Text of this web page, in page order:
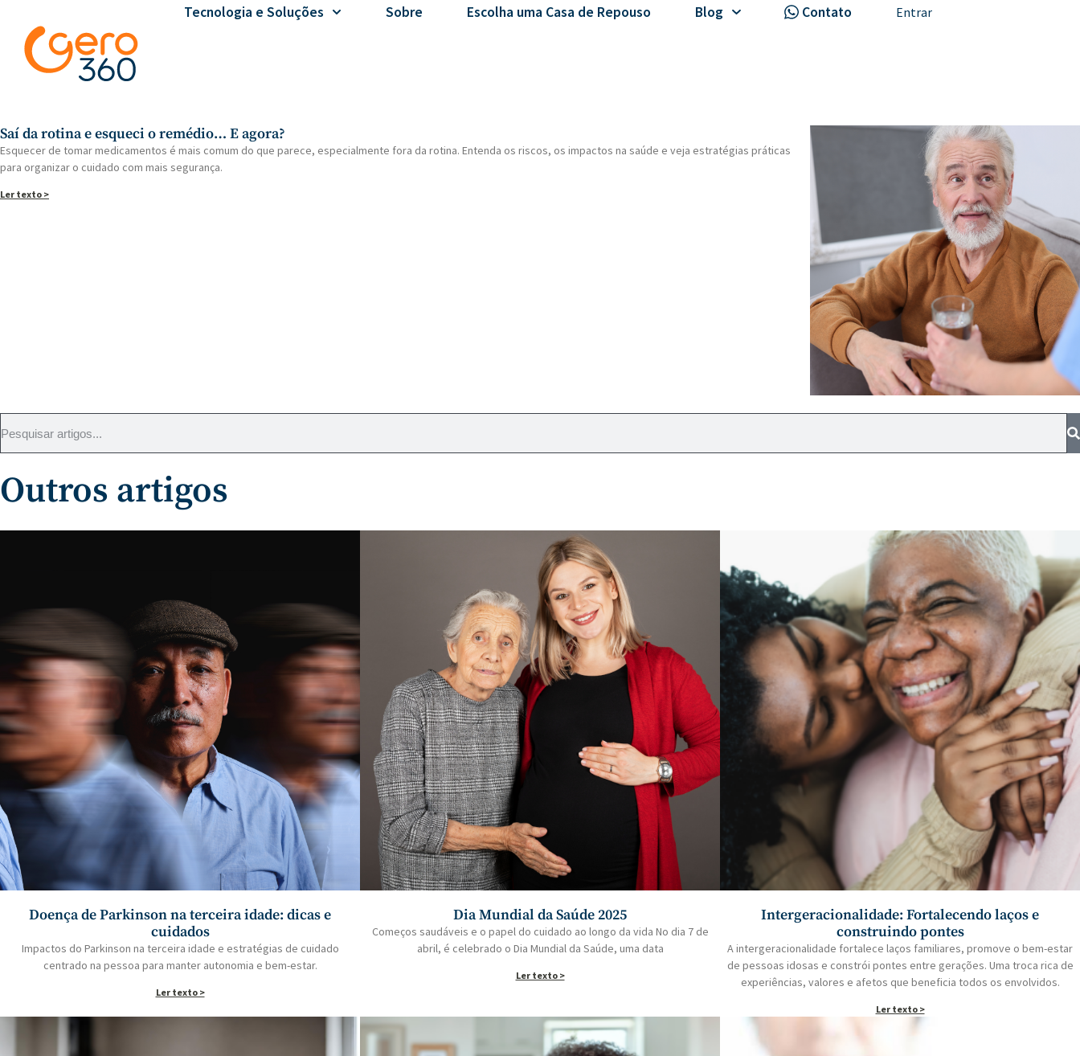
Tecnologia e Soluções Sobre Escolha uma Casa de Repouso Blog Contato Entrar
Saí da rotina e esqueci o remédio… E agora?
Esquecer de tomar medicamentos é mais comum do que parece, especialmente fora da rotina. Entenda os riscos, os impactos na saúde e veja estratégias práticas
para organizar o cuidado com mais segurança.
Ler texto >
Outros artigos
Doença de Parkinson na terceira idade: dicas e
cuidados
Impactos do Parkinson na terceira idade e estratégias de cuidado
centrado na pessoa para manter autonomia e bem-estar.
Ler texto >
Dia Mundial da Saúde 2025
Começos saudáveis e o papel do cuidado ao longo da vida No dia 7 de
abril, é celebrado o Dia Mundial da Saúde, uma data
Ler texto >
Intergeracionalidade: Fortalecendo laços e
construindo pontes
A intergeracionalidade fortalece laços familiares, promove o bem-estar
de pessoas idosas e constrói pontes entre gerações. Uma troca rica de
experiências, valores e afetos que beneficia todos os envolvidos.
Ler texto >